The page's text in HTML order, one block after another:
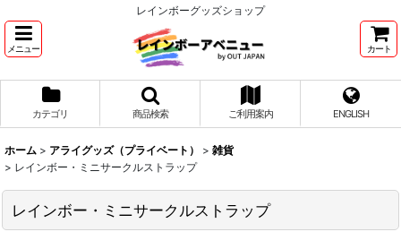
レインボーグッズショップ
メニュー カート
カテゴリ 商品検索 ご利用案内 ENGLISH
ホーム > アライグッズ（プライベート） > 雑貨
> レインボー・ミニサークルストラップ
レインボー・ミニサークルストラップ